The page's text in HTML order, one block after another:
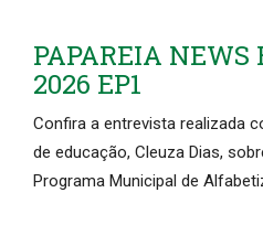
PAPAREIA NEWS
2026 EP1
Confira a entrevista realizada
de educação, Cleuza Dias,
Programa Municipal de